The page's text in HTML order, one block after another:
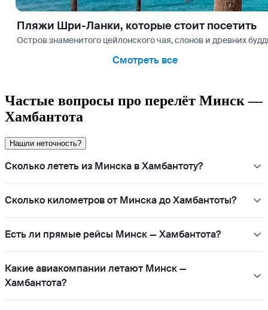
Пляжи Шри-Ланки, которые стоит посетить
Остров знаменитого цейлонского чая, слонов и древних
Смотреть все
Частые вопросы про перелёт Минск —
Хамбантота
Нашли неточность?
Сколько лететь из Минска в Хамбантоту?
Сколько километров от Минска до Хамбантоты?
Есть ли прямые рейсы Минск — Хамбантота?
Какие авиакомпании летают Минск —
Хамбантота?